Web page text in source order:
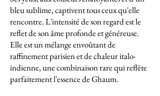
bleu sublime, captivent tous ceux qu'elle
rencontre. L'intensité de son regard est le
reflet de son âme profonde et généreuse.
Elle est un mélange envoûtant de
raffinement parisien et de chaleur italo-
indienne, une combinaison rare qui reflète
parfaitement l'essence de Ghaum.